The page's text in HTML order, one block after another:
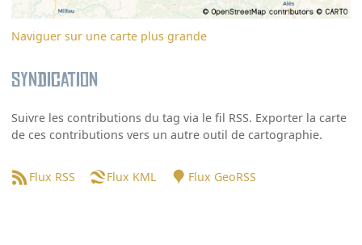
Naviguer sur une carte plus grande
Syndication
Suivre les contributions du tag via le fil RSS. Exporter la carte
de ces contributions vers un autre outil de cartographie.
Flux RSS Flux KML Flux GeoRSS